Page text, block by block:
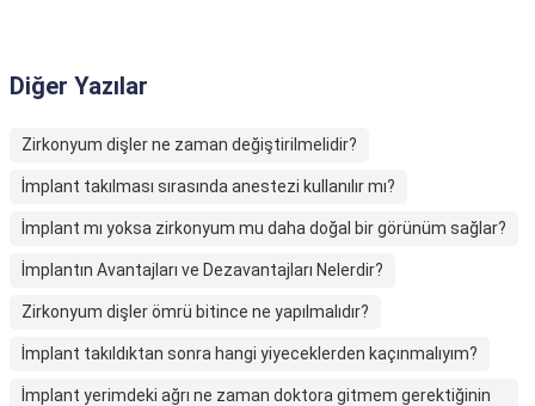
Diğer Yazılar
Zirkonyum dişler ne zaman değiştirilmelidir?
İmplant takılması sırasında anestezi kullanılır mı?
İmplant mı yoksa zirkonyum mu daha doğal bir görünüm sağlar?
İmplantın Avantajları ve Dezavantajları Nelerdir?
Zirkonyum dişler ömrü bitince ne yapılmalıdır?
İmplant takıldıktan sonra hangi yiyeceklerden kaçınmalıyım?
İmplant yerimdeki ağrı ne zaman doktora gitmem gerektiğinin